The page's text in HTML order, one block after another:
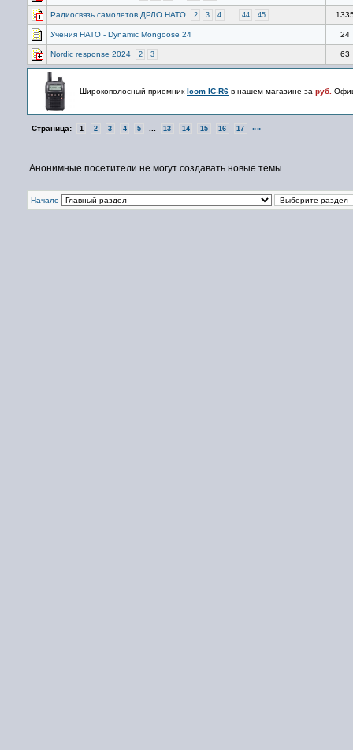
Радиосвязь самолетов ДРЛО НАТО 2 3 4 44 45
Учения НАТО - Dynamic Mongoose 24 24
Nordic response 2024 2 3 63
Широкополосный приемник Icom IC-R6 в нашем магазине за руб.
Страница: 1 2 3 4 5 13 14 15 16 17 »»
Анонимные посетители не могут создавать новые темы.
Начало